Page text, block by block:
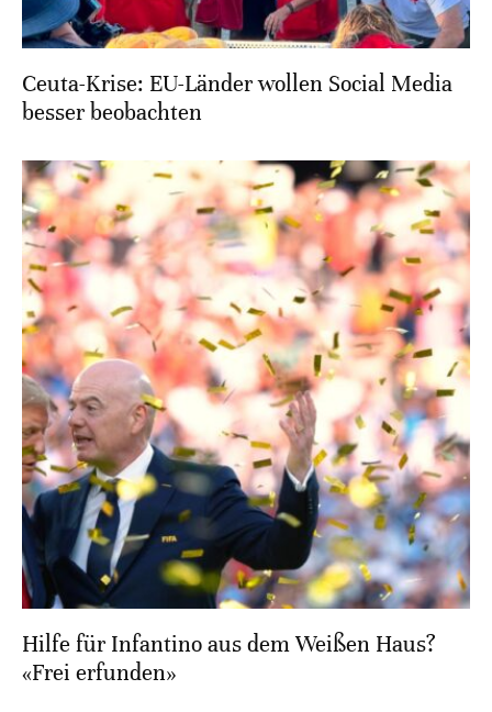
Ceuta-Krise: EU-Länder wollen Social Media
besser beobachten
Hilfe für Infantino aus dem Weißen Haus?
«Frei erfunden»